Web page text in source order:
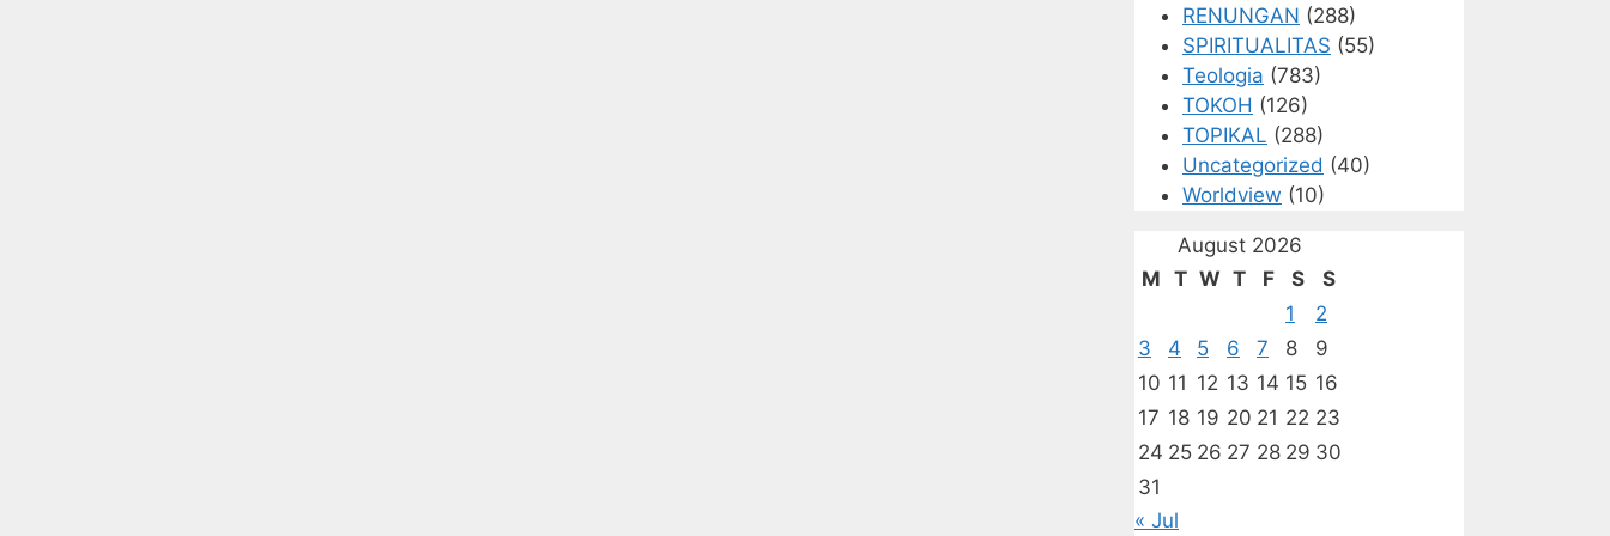
RENUNGAN (288)
SPIRITUALITAS (55)
Teologia (783)
TOKOH (126)
TOPIKAL (288)
Uncategorized (40)
Worldview (10)
August 2026
M T W T F S
S
1
2
3
4 5 6 7 8
9
10 11 12 13 14 15 16
17 18 19 20 21 22 23
24 25 26 27 28 29 30
31
« Jul